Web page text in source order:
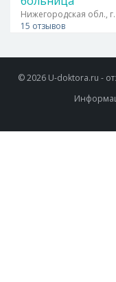
Нижегородская обл.,
15 отзывов
© 2026 U-doktora.ru -